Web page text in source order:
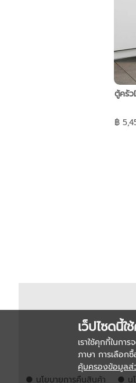
฿
● นโยบายการคืนสินค้า ● น
เว็ปไซดนี้ใ
เราใช้คุกกี้ในกา
ภาษา การเลือก
คุ้มครองข้อมูล